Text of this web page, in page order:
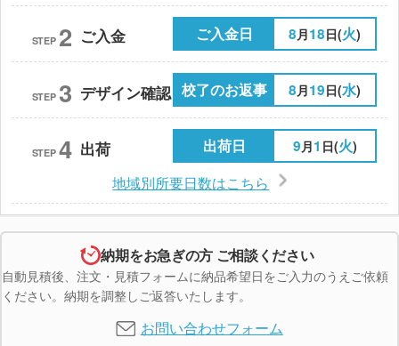
STEP 2 ご入金 ご入金日 8月18日(火)
STEP 3 デザイン確認 校了のお返事 8月19日(水)
STEP 4 出荷 出荷日 9月1 日(火)
地域別所要日数はこちら
納期をお急ぎの方 ご相談ください
自動見積後、注文・見積フォームに納品希望日をご入力のうえご依頼
ください。納期を調整しご返答いたします。
お問い合わせフォーム